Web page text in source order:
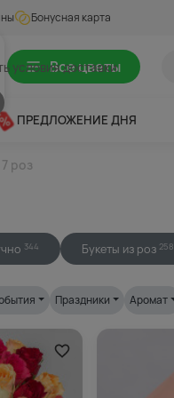
условия доставки
Бонусная карта
Все цветы
ПРЕДЛОЖЕНИЕ ДНЯ
роз
344 Букеты из роз 258
Праздники Аромат